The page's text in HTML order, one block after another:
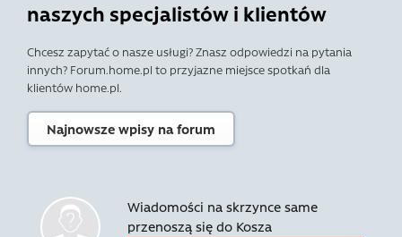
naszych specjalistów i klientów
Chcesz zapytać o nasze usługi? Znasz odpowiedzi na pytania
innych? Forum.home.pl to przyjazne miejsce spotkań dla
klientów home.pl.
Najnowsze wpisy na forum
Wiadomości na skrzynce same
przenoszą się do Kosza